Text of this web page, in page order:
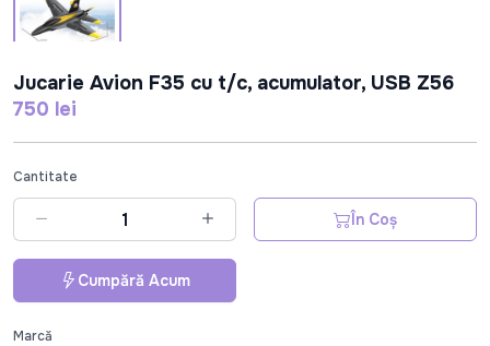
Jucarie Avion F35 cu t/c, acumulator, USB Z56
750 lei
Cantitate
În Coș
Cumpără Acum
Marcă